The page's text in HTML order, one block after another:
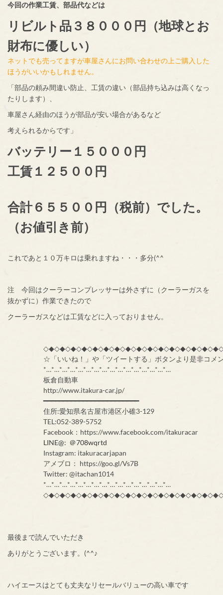
今回の作業工賃、部品代などは
リビルト品３８０００円（地球とお
財布に優しい）
ネットでも売ってますが車屋さんにお問い合わせの上ご購入した
ほうがいいかもしれません。
「部品の頼み間違い防止、工賃の違い（部品持ち込みは高くなっ
たりします）、
車屋さん経由のほうが部品が安い場合があるなど
考えられるからです」
バッテリー１５０００円
工賃１２５００円
合計６５５００円（税前）でした。
（お値引き前）
これであと１０万キロは乗れますね・・・多分(^^
注 今回はクーラーコンプレッサーは外さずに（クーラーガスを
抜かずに）作業できたので
クーラーガスなどは工賃などに入っておりません。
☆「いいね！」や「ツイートする」ボタンより是非コメ
*…*…*…*…*…*…*…*…*…*…*…*…*…*…*…*…
板倉自動車
http://www.itakura-car.jp/
━━━━━━━━━━━━━━━━━━━━━━━━
住所:愛知県名古屋市港区小碓3-129
TEL:052-389-5752
Facebook：https://www.facebook.com/itakuracar
LINE@: ＠708wqrtd
Instagram: itakuracarjapan
アメブロ： https://goo.gl/Vs7B
Twitter: @itachan1014
*…*…*…*…*…*…*…*…*…*…*…*…*…*…*…*…
最後まで読んでいただき
ありがとうございます。(^^♪
ハイエースはとても丈夫なリセールバリューの高い車です